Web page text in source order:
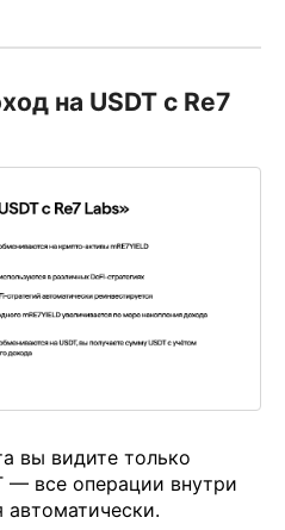
на USDT с Re7
вы видите только
— все операции внутри
автоматически.